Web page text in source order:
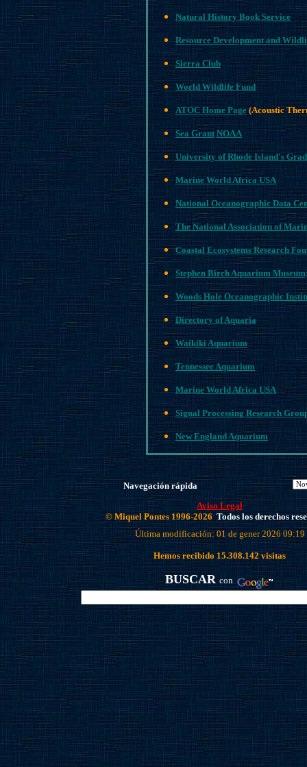
Natural History Book Service
Resource Development and
Sierra Club
World Wildlife Fund
ATOC Home Page(Acoustic
Sea Grant NOAA
University of Rhode Island's
Marine World Africa USA
National Oceanographic Data
The National Association of
Coastal Ecosystems Research
Stephen Birch Aquarium
Woods Hole Oceanographic
Directory of Aquaria
Waikiki Aquarium
Tennessee Aquarium
Marine World Africa USA
Signal Processing Research
New England Aquarium
Navegación rápida
Aviso Legal
© Miquel Pontes 1996-2026 Todos los derechos
Última modificación: 01 de gener 2026 09:19
Hemos recibido 15.308.142 visitas
BUSCAR con